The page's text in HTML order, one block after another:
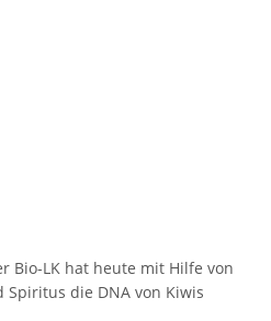
Bio-LK hat heute mit Hilfe von
die DNA von Kiwis